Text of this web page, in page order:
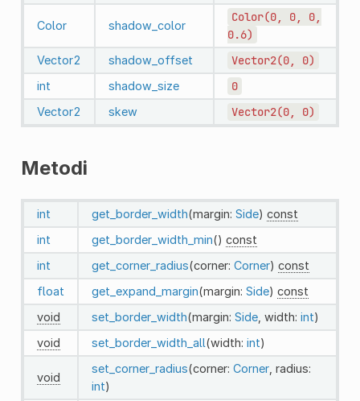
Color shadow_color
Color(0, 0,
0,
0.6)
Vector2 shadow_offset Vector2(0, 0)
int shadow_size 0
Vector2 skew Vector2(0, 0)
Metodi
int get_border_width(margin: Side) const
int
get_border_width_min() const
int
get_corner_radius(corner: Corner) const
float
get_expand_margin(margin: Side) const
void
set_border_width(margin: Side, width: int)
void
set_border_width_all(width: int)
void
set_corner_radius(corner: Corner, radius:
int)